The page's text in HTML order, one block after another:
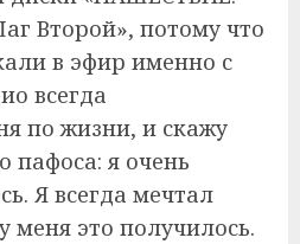
Второй», потому что
в эфир именно с
всегда
по жизни, и скажу
пафоса: я очень
Я всегда мечтал
меня это получилось.